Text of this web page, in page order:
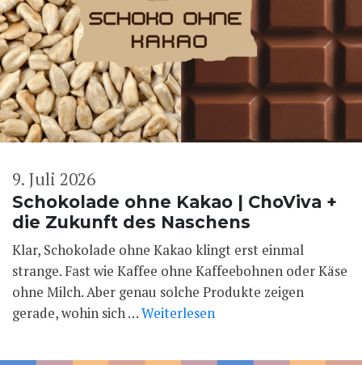
Schokolade ohne Kakao | ChoViva +
die Zukunft des Naschens
9. Juli 2026
Klar, Schokolade ohne Kakao klingt erst einmal
strange. Fast wie Kaffee ohne Kaffeebohnen oder Käse
ohne Milch. Aber genau solche Produkte zeigen
gerade, wohin sich …Weiterlesen